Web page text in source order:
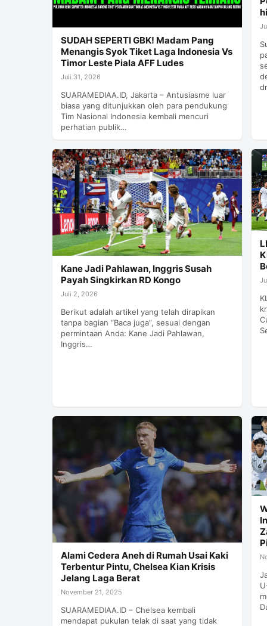
SUDAH SEPERTI GBK! Madam Pang
Menangis Syok Tiket Laga Indonesia Vs
Timor Leste Piala AFF Ludes
Juli 31, 2026
SUARAMEDIAA.ID, Jakarta – Antusiasme luar
biasa yang ditunjukkan oleh para pendukung
Tim Nasional Indonesia kembali mencuri
perhatian publik…
Kane Jadi Pahlawan, Inggris Susah
Payah Singkirkan RD Kongo
Juli 2, 2026
Berikut adalah artikel yang telah dirapikan
tanpa bagian “Baca juga”, sesuai dengan
permintaan Anda: Kane Jadi Pahlawan,
Inggris…
Alami Cedera Aneh di Rumah Usai Kaki
Terbentur Pintu, Chelsea Kian Krisis
Jelang Laga Berat
November 21, 2025
SUARAMEDIAA.ID – Chelsea kembali
mendapat pukulan telak di saat yang tidak